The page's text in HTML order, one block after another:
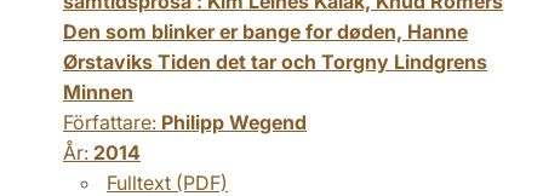
Den som blinker er bange for døden, Hanne
Ørstaviks Tiden det tar och Torgny Lindgrens
Minnen
Författare: Philipp Wegend
År: 2014
Fulltext (PDF)